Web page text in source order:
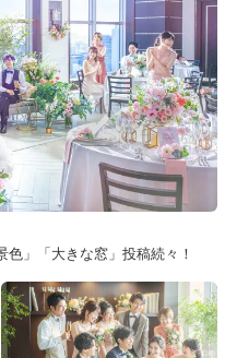
色」「大きな窓」投稿続々！